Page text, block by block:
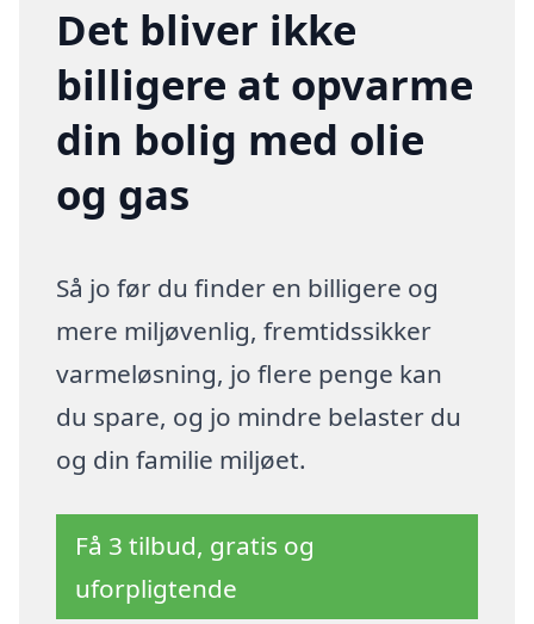
Det bliver ikke
billigere at opvarme
din bolig med olie
og gas
Så jo før du finder en billigere og
mere miljøvenlig, fremtidssikker
varmeløsning, jo flere penge kan
du spare, og jo mindre belaster du
og din familie miljøet.
Få 3 tilbud, gratis og
uforpligtende